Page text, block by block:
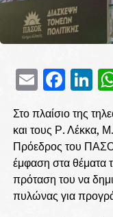
Email
Στο πλαίσιο της
και τους Ρ. Λέκκα,
Πρόεδρος του
έμφαση στα θέματα
πρόταση του να
πυλώνας για